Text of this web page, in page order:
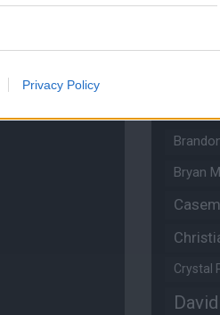
Privacy Policy
Aston
Bryan
Crystal